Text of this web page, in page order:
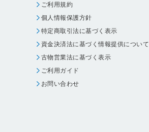
ご利用規約
個人情報保護方針
特定商取引法に基づく表示
資金決済法に基づく情報提供について
古物営業法に基づく表示
ご利用ガイド
お問い合わせ